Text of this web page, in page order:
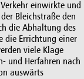
einwirkte und
Bleichstraße den
die Abhaltung des
die Errichtung einer
viele Klage
und Herfahren nach
auswärts